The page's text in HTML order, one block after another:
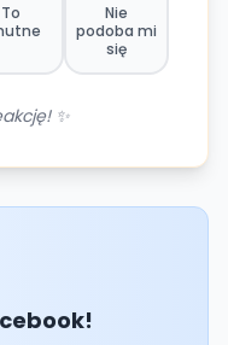
To
Nie
podoba mi
się
✨